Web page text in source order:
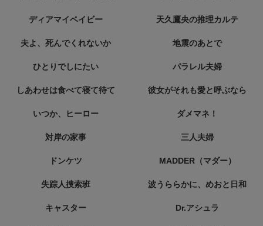
ディアマイベイビー 天久鷹央の推理カルテ
夫よ、死んでくれないか 地震のあとで
ひとりでしにたい パラレル夫婦
しあわせは食べて寝て待て 彼女がそれも愛と呼ぶなら
いつか、ヒーロー ダメマネ！
対岸の家事 三人夫婦
ドンケツ MADDER（マダー）
失踪人捜索班 波うららかに、めおと日和
キャスター Dr.アシュラ